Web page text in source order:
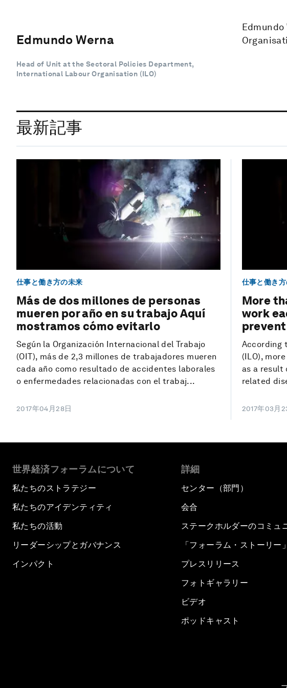
Edmundo Werna
Head of Unit at the Sectoral Policies Department,
International Labour Organisation (ILO)
最新記事
仕事と働き方の未来
Más de dos millones de personas
mueren por año en su trabajo Aquí
mostramos cómo evitarlo
Según la Organización Internacional del Trabajo
(OIT), más de 2,3 millones de trabajadores mueren
cada año como resultado de accidentes laborales
o enfermedades relacionadas con el trabaj...
2017年04月28日
仕事と働き
More
work
According
(ILO),
as a result
related
2017年03月
世界経済フォーラムについて
私たちのストラテジー
私たちのアイデンティティ
私たちの活動
リーダーシップとガバナンス
インパクト
詳細
センター（部門）
会合
ステークホルダーのコミュ
「フォーラム・ストーリー」
プレスリリース
フォトギャラリー
ビデオ
ポッドキャスト